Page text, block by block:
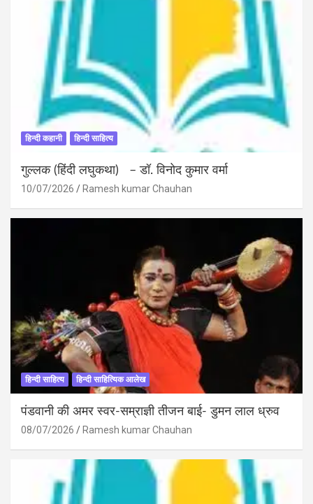
हिन्दी कहानी हिन्दी साहित्य
गुल्लक (हिंदी लघुकथा) – डॉ. विनोद कुमार वर्मा
10/07/2026 Ramesh kumar Chauhan
हिन्दी साहित्य हिन्दी साहित्यिक आलेख
पंडवानी की अमर स्वर-सम्राज्ञी तीजन बाई- डुमन लाल ध्रुव
08/07/2026 Ramesh kumar Chauhan